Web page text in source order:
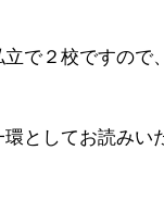
で２校ですので
としてお読みい